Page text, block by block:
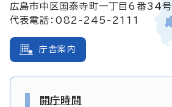
広島市中区国泰寺町一丁目6番34号
代表電話：082-245-2111
庁舎案内
開庁時間